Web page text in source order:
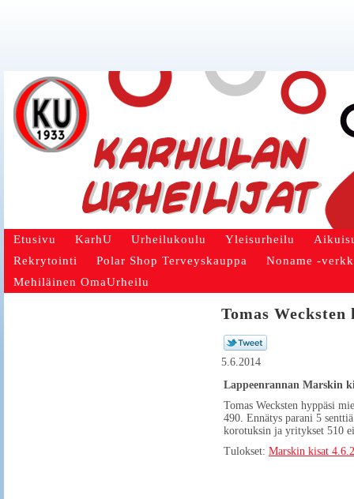
Etusivu KarhU Urheilukoulu Yleisurheilu
Rekrytointi
Polar Shop Terveyskauppa
Noname -
Mehiläinen OmaUrheilu
Tomas Wecksten
5.6.2014
Lappeenrannan Marskin
Tomas Wecksten hyppäsi
490. Ennätys parani 5
korotuksin ja yritykset 510
Tulokset: Marskin kisat